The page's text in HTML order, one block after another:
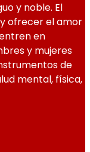
y noble. El
ofrecer el amor
en
y mujeres
de
mental, física,